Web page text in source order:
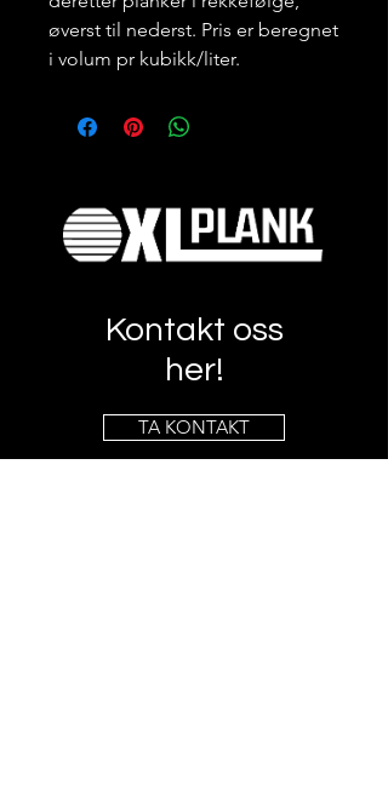
øverst til nederst. Pris er beregnet
i volum pr kubikk/liter.
Kontakt oss
her!
TA KONTAKT